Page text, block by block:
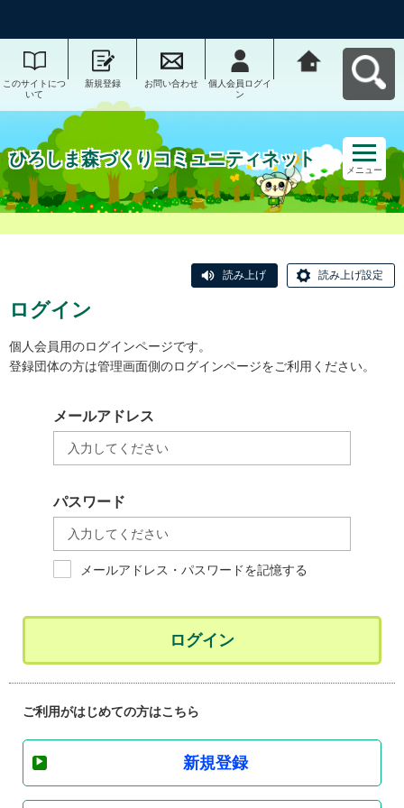
このサイトにつ
いて
新規登録 お問い合わせ
個人会員ログイ
ン
ひろしま森づくりコミュニティネット
メニュー
読み上げ 読み上げ設定
ログイン
個人会員用のログインページです。
登録団体の方は管理画面側のログインページをご利用ください。
メールアドレス
パスワード
メールアドレス・パスワードを記憶する
ログイン
ご利用がはじめての方はこちら
新規登録